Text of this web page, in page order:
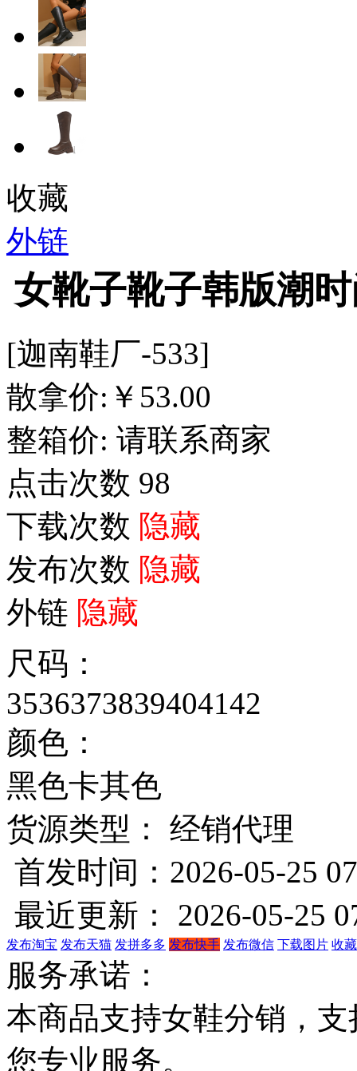
收藏
外链
女靴子靴子韩版潮
[迦南鞋厂-533]
散拿价: ￥ 53.00
整箱价: 请联系商家
点击次数 98
下载次数 隐藏
发布次数 隐藏
外链 隐藏
尺码：
3536373839404142
颜色：
黑色卡其色
货源类型： 经销代理
首发时间：2026-05-25
最近更新： 2026-05-25
发布淘宝 发布天猫 发拼多多 发布快手 发布微信 下载图片 收
服务承诺：
本商品支持女鞋分销，
您专业服务。